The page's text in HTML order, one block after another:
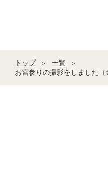
トップ ＞ 一覧 ＞
お宮参りの撮影をしました（